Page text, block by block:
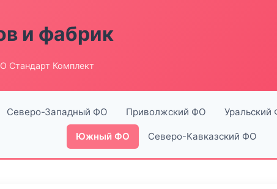
и фабрик
Стандарт Комплект
Северо-Западный ФО Приволжский ФО Уральский
Южный ФО Северо-Кавказский ФО